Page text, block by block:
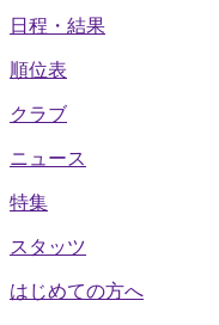
日程・結果
順位表
クラブ
ニュース
特集
スタッツ
はじめての方へ